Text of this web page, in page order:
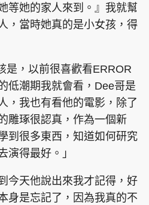
等她的家人來到。』我就幫
，當時她真的是小女孩，得
是，以前很喜歡看ERROR
低潮期我就會看，Dee哥是
，我也有看他的電影，除了
雕琢很認真，作為一個新
到很多東西，知道如何研究
演得最好。」
今天他說出來我才記得，好
身是忘記了，因為我真的不